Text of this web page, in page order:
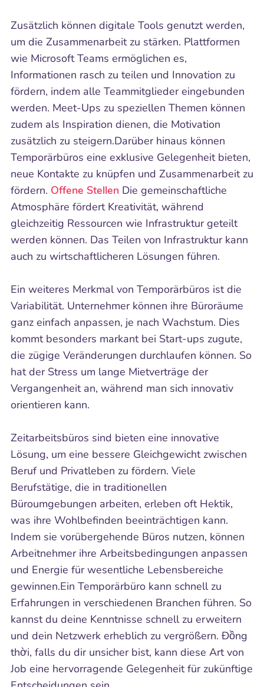
Zusätzlich können digitale Tools genutzt werden,
um die Zusammenarbeit zu stärken. Plattformen
wie Microsoft Teams ermöglichen es,
Informationen rasch zu teilen und Innovation zu
fördern, indem alle Teammitglieder eingebunden
werden. Meet-Ups zu speziellen Themen können
zudem als Inspiration dienen, die Motivation
zusätzlich zu steigern.Darüber hinaus können
Temporärbüros eine exklusive Gelegenheit bieten,
neue Kontakte zu knüpfen und Zusammenarbeit zu
fördern. Offene Stellen Die gemeinschaftliche
Atmosphäre fördert Kreativität, während
gleichzeitig Ressourcen wie Infrastruktur geteilt
werden können. Das Teilen von Infrastruktur kann
auch zu wirtschaftlicheren Lösungen führen.
Ein weiteres Merkmal von Temporärbüros ist die
Variabilität. Unternehmer können ihre Büroräume
ganz einfach anpassen, je nach Wachstum. Dies
kommt besonders markant bei Start-ups zugute,
die zügige Veränderungen durchlaufen können. So
hat der Stress um lange Mietverträge der
Vergangenheit an, während man sich innovativ
orientieren kann.
Zeitarbeitsbüros sind bieten eine innovative
Lösung, um eine bessere Gleichgewicht zwischen
Beruf und Privatleben zu fördern. Viele
Berufstätige, die in traditionellen
Büroumgebungen arbeiten, erleben oft Hektik,
was ihre Wohlbefinden beeinträchtigen kann.
Indem sie vorübergehende Büros nutzen, können
Arbeitnehmer ihre Arbeitsbedingungen anpassen
und Energie für wesentliche Lebensbereiche
gewinnen.Ein Temporärbüro kann schnell zu
Erfahrungen in verschiedenen Branchen führen. So
kannst du deine Kenntnisse schnell zu erweitern
und dein Netzwerk erheblich zu vergrößern. Đồng
thời, falls du dir unsicher bist, kann diese Art von
Job eine hervorragende Gelegenheit für zukünftige